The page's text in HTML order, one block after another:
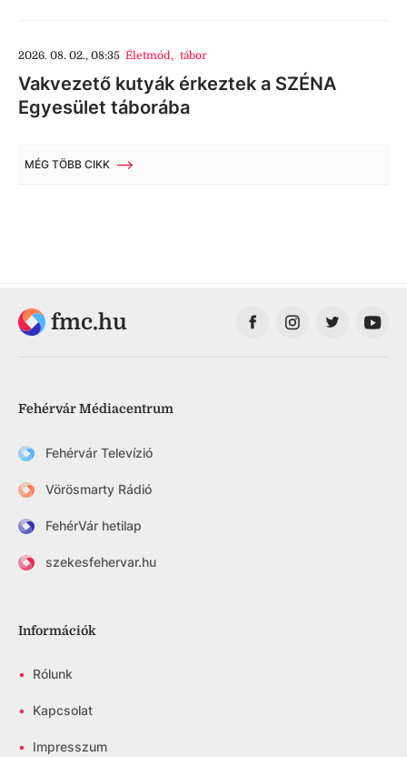
2026. 08. 02., 08:35 Életmód, tábor
Vakvezető kutyák érkeztek a SZÉNA
Egyesület táborába
MÉG TÖBB CIKK
fmc.hu
Fehérvár Médiacentrum
Fehérvár Televízió
Vörösmarty Rádió
FehérVár hetilap
szekesfehervar.hu
Információk
• Rólunk
• Kapcsolat
• Impresszum